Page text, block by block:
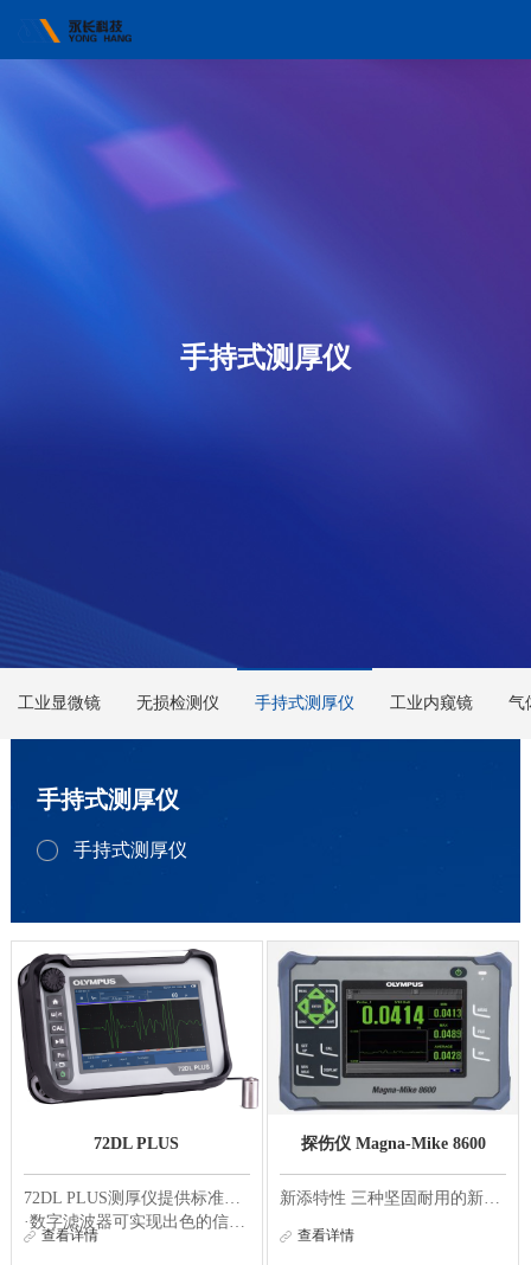
手持式测厚仪
工业显微镜 无损检测仪 手持式测厚仪 工业内窥镜 气
手持式测厚仪
手持式测厚仪
72DL PLUS
72DL PLUS测厚仪提供标准频率和高频率两种型号。高频率型号可以测量超薄材料，包括多层漆料、塑料、金属和涂层，其多层测量软件可以同时显示最多六个独立层的厚度。所有72DL PLUS型号都具有快速、准确测量厚度的功能。
·数字滤波器可实现出色的信噪比，以准确地测量噪声材料（如玻璃纤维）
·高分辨率触摸屏易于使用，可从不同视角观看
查看详情
探伤仪 Magna-Mike 8600
新添特性 三种坚固耐用的新型探头设计： --平直型、直角型和薄型关节式 可更换防磨端 --标准型、凿尖型及加强型防磨端（仅用于86PR-1和86PR-2） 更多的目标选择 --4.76毫米和6.35毫米的目标磁珠 --直径为1.14毫米和0.66毫米的钢线目标 更大的厚度测量范围，可...
查看详情